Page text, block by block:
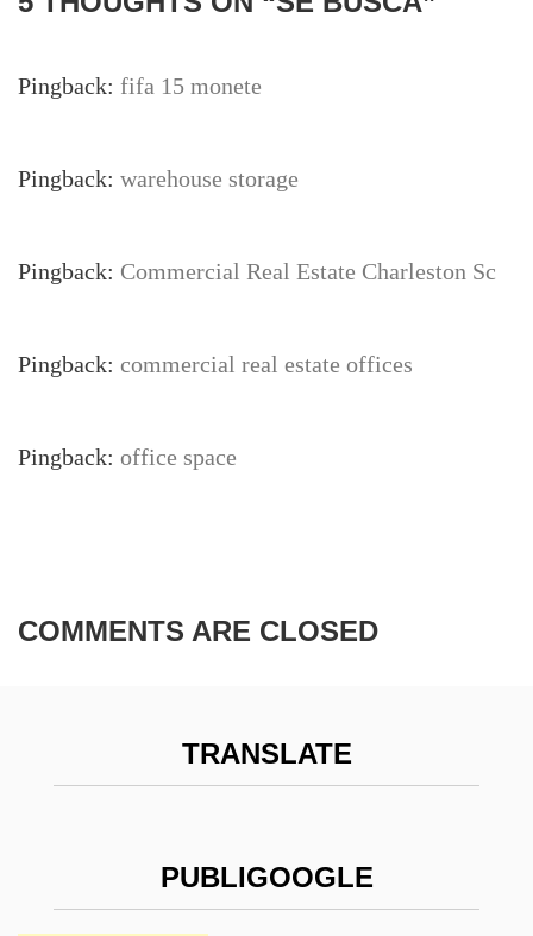
Pingback: fifa 15 monete
Pingback: warehouse storage
Pingback: Commercial Real Estate Charleston Sc
Pingback: commercial real estate offices
Pingback: office space
COMMENTS ARE CLOSED
TRANSLATE
PUBLIGOOGLE